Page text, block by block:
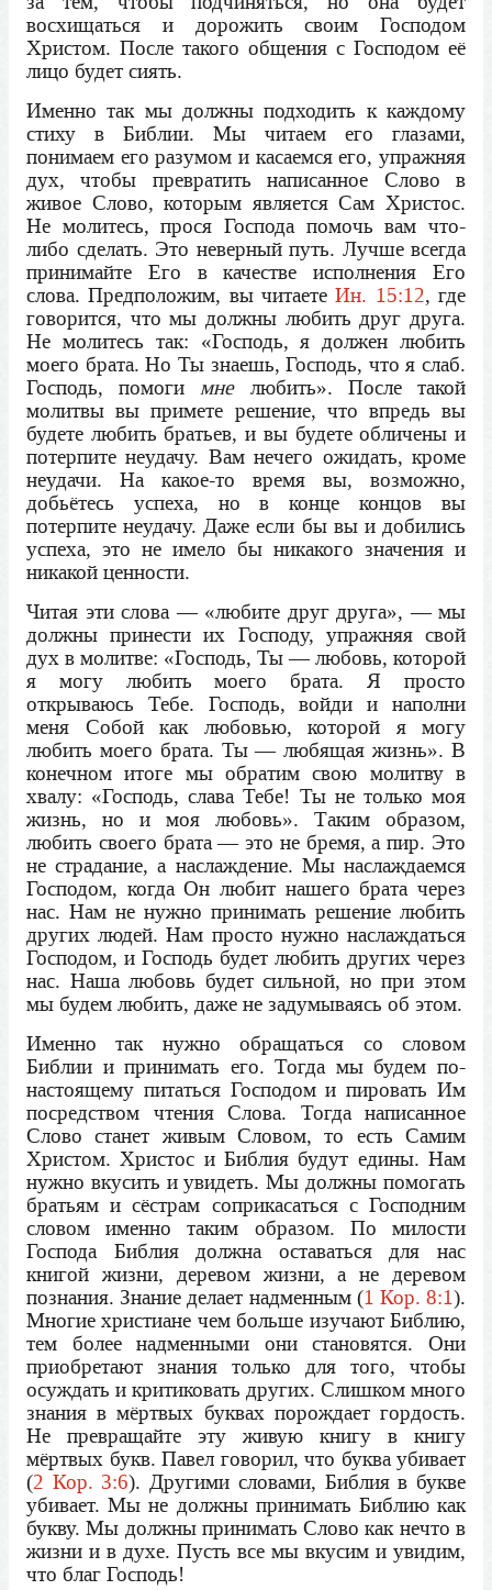
восхищаться и дорожить своим Господом
Христом. После такого общения с Господом её
лицо будет сиять.
Именно так мы должны подходить к каждому
стиху в Библии. Мы читаем его глазами,
понимаем его разумом и касаемся его, упражняя
дух, чтобы превратить написанное Слово в
живое Слово, которым является Сам Христос.
Не молитесь, прося Господа помочь вам что-
либо сделать. Это неверный путь. Лучше всегда
принимайте Его в качестве исполнения Его
слова. Предположим, вы читаетеИн. 15:12, где
говорится, что мы должны любить друг друга.
Не молитесь так: «Господь, я должен любить
моего брата. Но Ты знаешь, Господь, что я слаб.
Господь, помогимнелюбить». После такой
молитвы вы примете решение, что впредь вы
будете любить братьев, и вы будете обличены и
потерпите неудачу. Вам нечего ожидать, кроме
неудачи. На какое-то время вы, возможно,
добьётесь успеха, но в конце концов вы
потерпите неудачу. Даже если бы вы и добились
успеха, это не имело бы никакого значения и
никакой ценности.
Читая эти слова — «любите друг друга», — мы
должны принести их Господу, упражняя свой
дух в молитве: «Господь, Ты — любовь, которой
я могу любить моего брата. Я просто
открываюсь Тебе. Господь, войди и наполни
меня Собой как любовью, которой я могу
любить моего брата. Ты — любящая жизнь». В
конечном итоге мы обратим свою молитву в
хвалу: «Господь, слава Тебе! Ты не только моя
жизнь, но и моя любовь». Таким образом,
любить своего брата — это не бремя, а пир. Это
не страдание, а наслаждение. Мы наслаждаемся
Господом, когда Он любит нашего брата через
нас. Нам не нужно принимать решение любить
других людей. Нам просто нужно наслаждаться
Господом, и Господь будет любить других через
нас. Наша любовь будет сильной, но при этом
мы будем любить, даже не задумываясь об этом.
Именно так нужно обращаться со словом
Библии и принимать его. Тогда мы будем по-
настоящему питаться Господом и пировать Им
посредством чтения Слова. Тогда написанное
Слово станет живым Словом, то есть Самим
Христом. Христос и Библия будут едины. Нам
нужно вкусить и увидеть. Мы должны помогать
братьям и сёстрам соприкасаться с Господним
словом именно таким образом. По милости
Господа Библия должна оставаться для нас
книгой жизни, деревом жизни, а не деревом
познания. Знание делает надменным (1 Кор. 8:1).
Многие христиане чем больше изучают Библию,
тем более надменными они становятся. Они
приобретают знания только для того, чтобы
осуждать и критиковать других. Слишком много
знания в мёртвых буквах порождает гордость.
Не превращайте эту живую книгу в книгу
мёртвых букв. Павел говорил, что буква убивает
(2 Кор. 3:6). Другими словами, Библия в букве
убивает. Мы не должны принимать Библию как
букву. Мы должны принимать Слово как нечто в
жизни и в духе. Пусть все мы вкусим и увидим,
что благ Господь!